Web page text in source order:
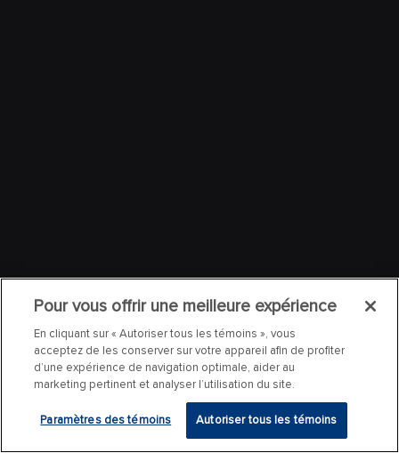
Pour vous offrir une meilleure expérience
En cliquant sur « Autoriser tous les témoins », vous
acceptez de les conserver sur votre appareil afin de profiter
d’une expérience de navigation optimale, aider au
marketing pertinent et analyser l’utilisation du site.
Paramètres des témoins Autoriser tous les témoins